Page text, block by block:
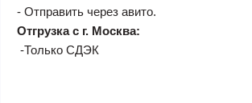
- Отправить через авито.
Отгрузка с г. Москва:
-Только СДЭК